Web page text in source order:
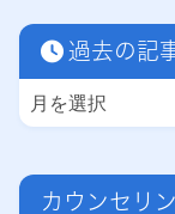
過去の記
カウンセリ